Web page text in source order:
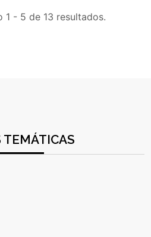
1 - 5 de 13 resultados.
TEMÁTICAS